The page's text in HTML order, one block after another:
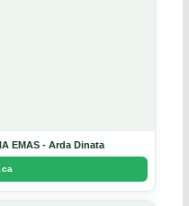
EMAS - Arda Dinata